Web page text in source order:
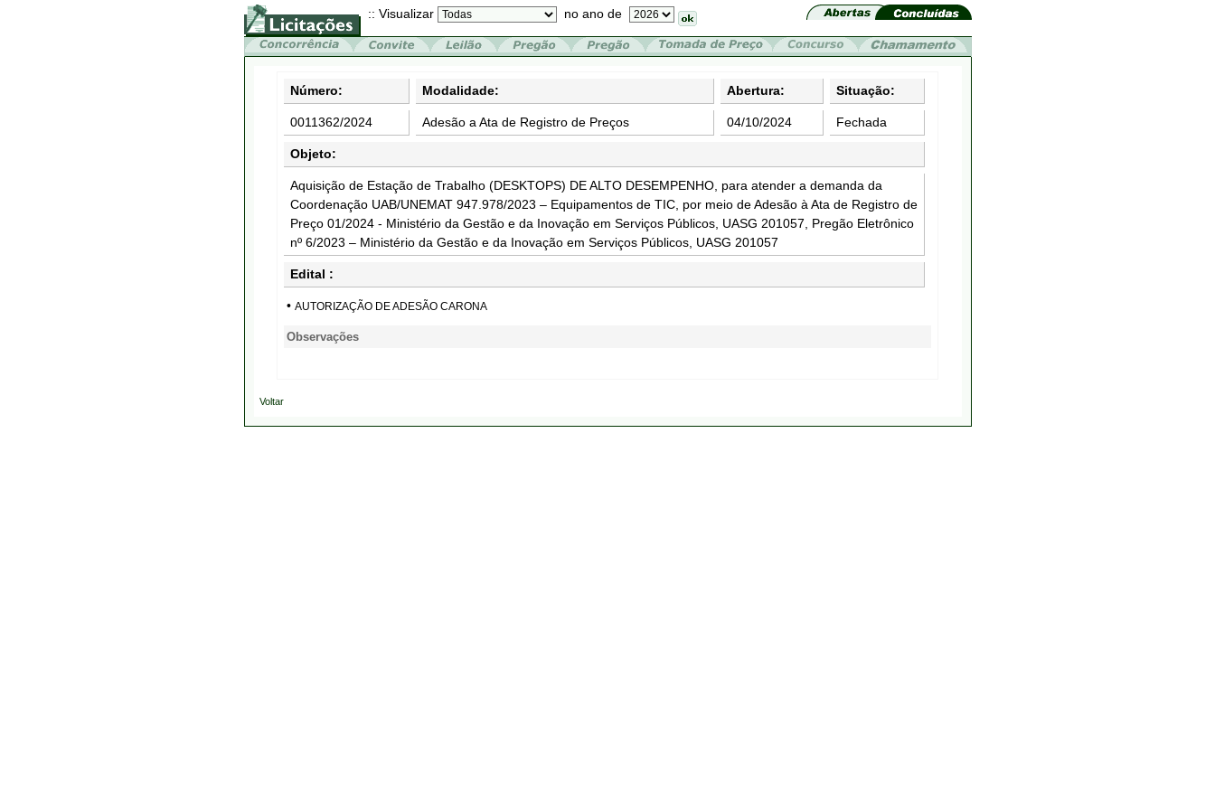
:: Visualizar no ano de
Número: Modalidade: Abertura: Situação:
0011362/2024 Adesão a Ata de Registro de Preços 04/10/2024 Fechada
Objeto:
Aquisição de Estação de Trabalho (DESKTOPS) DE ALTO DESEMPENHO, para atender a demanda da
Coordenação UAB/UNEMAT 947.978/2023 – Equipamentos de TIC, por meio de Adesão à Ata de Registro de
Preço 01/2024 - Ministério da Gestão e da Inovação em Serviços Públicos, UASG 201057, Pregão Eletrônico
nº 6/2023 – Ministério da Gestão e da Inovação em Serviços Públicos, UASG 201057
Edital :
• AUTORIZAÇÃO DE ADESÃO CARONA
Observações
Voltar